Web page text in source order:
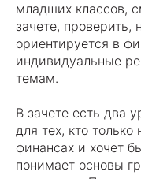
младших классов,
зачете, проверить,
ориентируется в
индивидуальные
темам.
В зачете есть два
для тех, кто только
финансах и хочет
понимает основы